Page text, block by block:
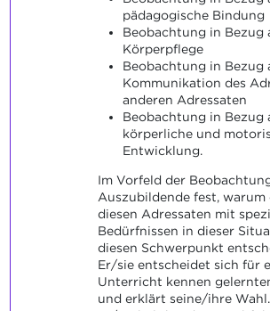
pädagogische Bindung
Beobachtung in Bezug
Körperpflege
Beobachtung in Bezug
Kommunikation des
anderen Adressaten
Beobachtung in Bezug
körperliche und
Entwicklung.
Im Vorfeld der
Auszubildende fest,
diesen Adressaten mit
Bedürfnissen in dieser
diesen Schwerpunkt
Er/sie entscheidet sich für
Unterricht kennen
und erklärt seine/ihre Wahl.